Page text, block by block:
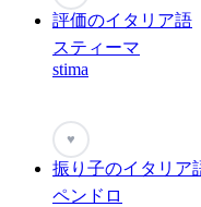
評価のイタリア語
スティーマ
stima
♥
振り子のイタリア
ペンドロ